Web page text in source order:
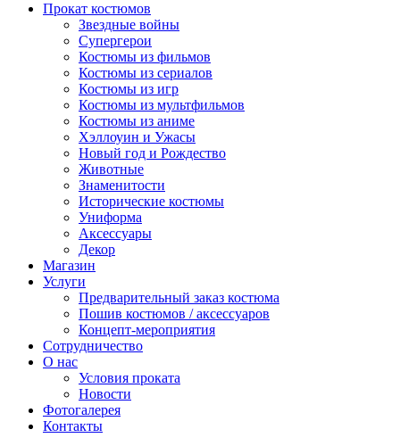
Прокат костюмов
Звездные войны
Супергерои
Костюмы из фильмов
Костюмы из сериалов
Костюмы из игр
Костюмы из мультфильмов
Костюмы из аниме
Хэллоуин и Ужасы
Новый год и Рождество
Животные
Знаменитости
Исторические костюмы
Униформа
Аксессуары
Декор
Магазин
Услуги
Предварительный заказ костюма
Пошив костюмов / аксессуаров
Концепт-мероприятия
Сотрудничество
О нас
Условия проката
Новости
Фотогалерея
Контакты